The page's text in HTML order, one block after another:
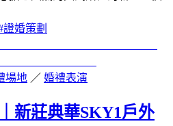
證婚策劃
場地 ／ 婚禮表演
新莊典華SKY1戶外